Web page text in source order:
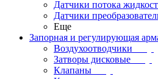
Датчики потока
Датчики
Еще
Запорная и регулирующая
Воздухоотводчики
Затворы дисковые
Клапаны